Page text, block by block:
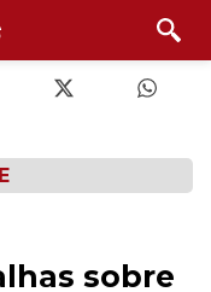
sobre